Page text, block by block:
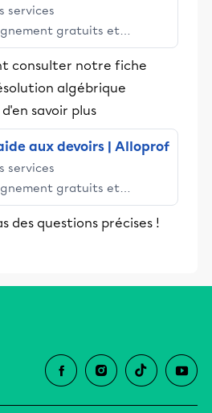
services
gratuits et
Alloprof engage les élèves
dans la réussite
consulter notre fiche
algébrique
savoir plus
aux devoirs | Alloprof
services
gratuits et
Alloprof engage les élèves
dans la réussite
des questions précises !